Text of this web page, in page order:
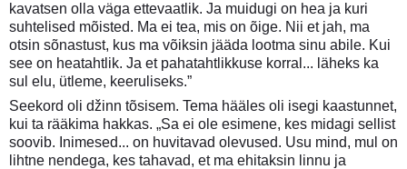
kavatsen olla väga ettevaatlik. Ja muidugi on hea ja kuri
suhtelised mõisted. Ma ei tea, mis on õige. Nii et jah, ma
otsin sõnastust, kus ma võiksin jääda lootma sinu abile. Kui
see on heatahtlik. Ja et pahatahtlikkuse korral... läheks ka
sul elu, ütleme, keeruliseks.”
Seekord oli džinn tõsisem. Tema hääles oli isegi kaastunnet,
kui ta rääkima hakkas. „Sa ei ole esimene, kes midagi sellist
soovib. Inimesed... on huvitavad olevused. Usu mind, mul on
lihtne nendega, kes tahavad, et ma ehitaksin linnu ja